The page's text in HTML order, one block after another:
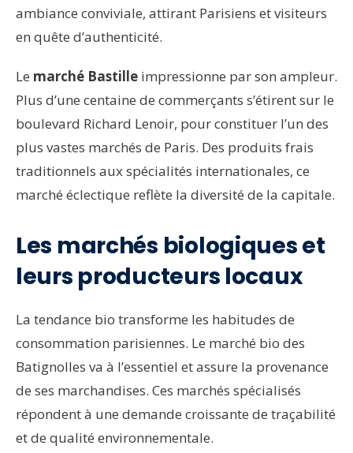
ambiance conviviale, attirant Parisiens et visiteurs
en quête d’authenticité.
Le marché Bastille impressionne par son ampleur.
Plus d’une centaine de commerçants s’étirent sur le
boulevard Richard Lenoir, pour constituer l’un des
plus vastes marchés de Paris. Des produits frais
traditionnels aux spécialités internationales, ce
marché éclectique reflète la diversité de la capitale.
Les marchés biologiques et
leurs producteurs locaux
La tendance bio transforme les habitudes de
consommation parisiennes. Le marché bio des
Batignolles va à l’essentiel et assure la provenance
de ses marchandises. Ces marchés spécialisés
répondent à une demande croissante de traçabilité
et de qualité environnementale.